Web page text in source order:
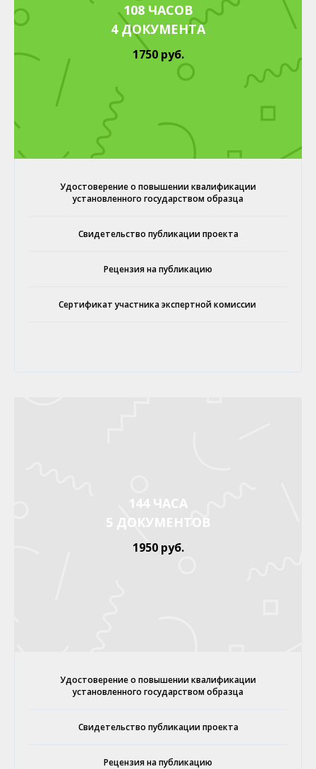
108 ЧАСОВ
4 ДОКУМЕНТА
1750 руб.
Удостоверение о повышении квалификации
установленного государством образца
Свидетельство публикации проекта
Рецензия на публикацию
Сертификат участника экспертной комиссии
144 ЧАСА
5 ДОКУМЕНТОВ
1950 руб.
Удостоверение о повышении квалификации
установленного государством образца
Свидетельство публикации проекта
Рецензия на публикацию